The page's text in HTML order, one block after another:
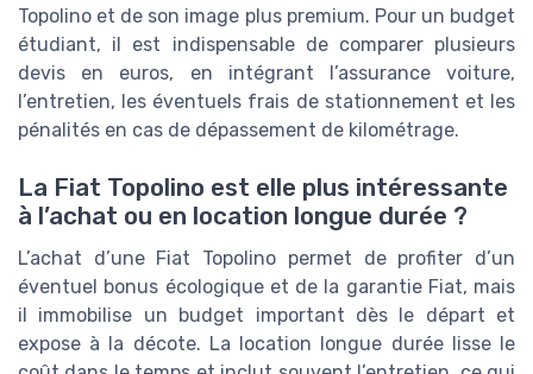
Topolino et de son image plus premium. Pour un budget
étudiant, il est indispensable de comparer plusieurs
devis en euros, en intégrant l’assurance voiture,
l’entretien, les éventuels frais de stationnement et les
pénalités en cas de dépassement de kilométrage.
La Fiat Topolino est elle plus intéressante
à l’achat ou en location longue durée ?
L’achat d’une Fiat Topolino permet de profiter d’un
éventuel bonus écologique et de la garantie Fiat, mais
il immobilise un budget important dès le départ et
expose à la décote. La location longue durée lisse le